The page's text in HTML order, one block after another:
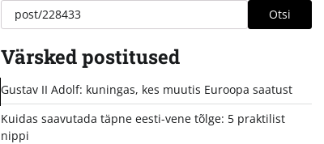
Otsi
Värsked postitused
Gustav II Adolf: kuningas, kes muutis Euroopa saatust
Kuidas saavutada täpne eesti-vene tõlge: 5 praktilist
nippi